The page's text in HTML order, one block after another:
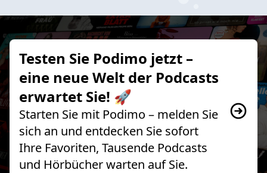
Testen Sie Podimo jetzt –
eine neue Welt der Podcasts
erwartet Sie! 🚀
Starten Sie mit Podimo – melden Sie
sich an und entdecken Sie sofort
Ihre Favoriten, Tausende Podcasts
und Hörbücher warten auf Sie.